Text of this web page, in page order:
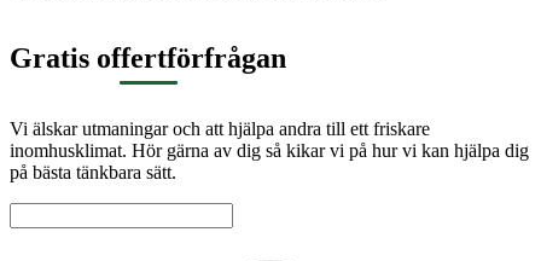
Gratis offertförfrågan
Vi älskar utmaningar och att hjälpa andra till ett friskare
inomhusklimat. Hör gärna av dig så kikar vi på hur vi kan hjälpa dig
på bästa tänkbara sätt.